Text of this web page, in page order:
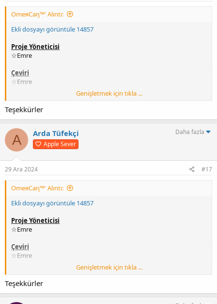
UYUMLU SÜRÜM
Steam
YAMA SÜRÜM
[Hidden content]
OmeяCaη™' Alıntı:
Ekli dosyayı görüntüle 14857
Proje Yöneticisi
☆Emre
Çeviri
☆Emre
☆Emre
sinnerclown
Kurulum
İndirdiğiniz Rar dosyasının içindeki dosyaları oyunun ana klasörüne
atın,
Steam
YAMA SÜRÜM
[Hidden content]
Genişletmek için tıkla ...
Teşekkürler
A Arda Tüfekçi
Apple Sever
Daha fazla
29 Ara 2024 #17
OmeяCaη™' Alıntı:
Ekli dosyayı görüntüle 14857
Proje Yöneticisi
☆Emre
Çeviri
☆Emre
☆Emre
Genişletmek için tıkla ...
Teşekkürler